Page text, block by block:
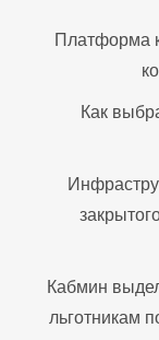
Платформа
Как
Кабмин
льготникам